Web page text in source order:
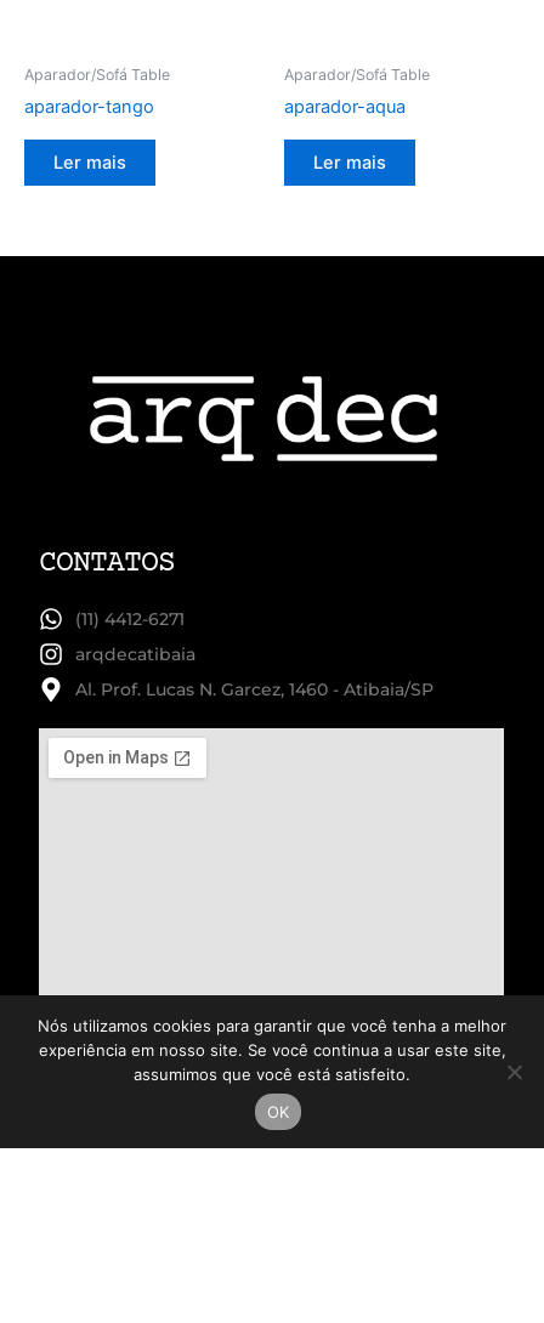
Aparador/Sofá Table
aparador-tango
Ler mais
Aparador/Sofá Table
aparador-aqua
Ler mais
CONTATOS
(11) 4412-6271
arqdecatibaia
Al. Prof. Lucas N. Garcez, 1460 - Atibaia/SP
Nós utilizamos cookies para garantir que você tenha a melhor
experiência em nosso site. Se você continua a usar este site,
assumimos que você está satisfeito.
OK